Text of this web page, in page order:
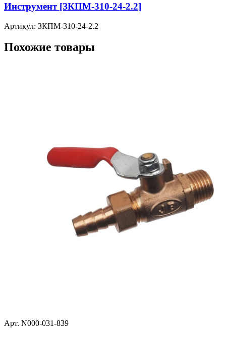
Инструмент [ЗКПМ-310-24-2.2]
Артикул: ЗКПМ-310-24-2.2
Похожие товары
Арт. N000-031-839